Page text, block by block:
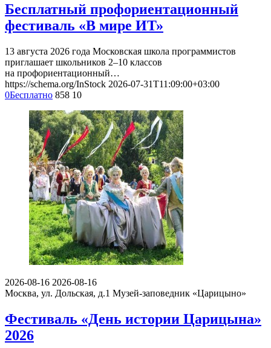
Бесплатный профориентационный
фестиваль «В мире ИТ»
13 августа 2026 года Московская школа программистов
приглашает школьников 2–10 классов
на профориентационный…
https://schema.org/InStock 2026-07-31T11:09:00+03:00
0Бесплатно 858 10
2026-08-16 2026-08-16
Москва, ул. Дольская, д.1 Музей-заповедник «Царицыно»
Фестиваль «День истории Царицына»
2026